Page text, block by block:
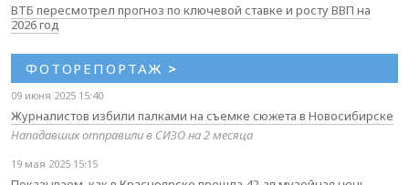
ВТБ пересмотрел прогноз по ключевой ставке и росту ВВП на
2026 год
ФОТОРЕПОРТАЖ >
09 июня 2025 15:40
Журналистов избили палками на съемке сюжета в Новосибирске
Нападавших отправили в СИЗО на 2 месяца
19 мая 2025 15:15